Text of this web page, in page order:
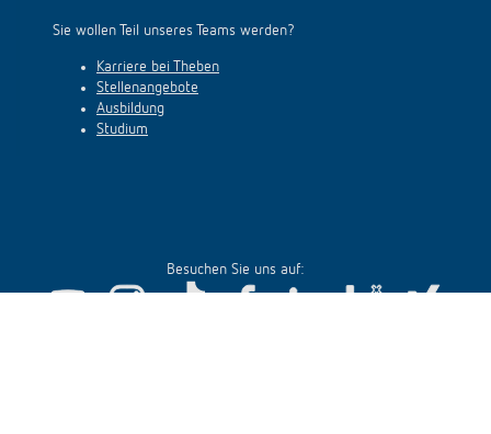
Sie wollen Teil unseres Teams werden?
Karriere bei Theben
Stellenangebote
Ausbildung
Studium
Besuchen Sie uns auf: